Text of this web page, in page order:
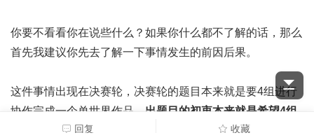
你要不看看你在说些什么？如果你什么都不了解的话，那么
首先我建议你先去了解一下事情发生的前因后果。
这件事情出现在决赛轮，决赛轮的题目本来就是要4组进行
协作完成一个单世界作品， 出题目的初衷本来就是希望4组
人进行协作，并完成整个世界的前后关卡的衔接。4组合作
回复 收藏